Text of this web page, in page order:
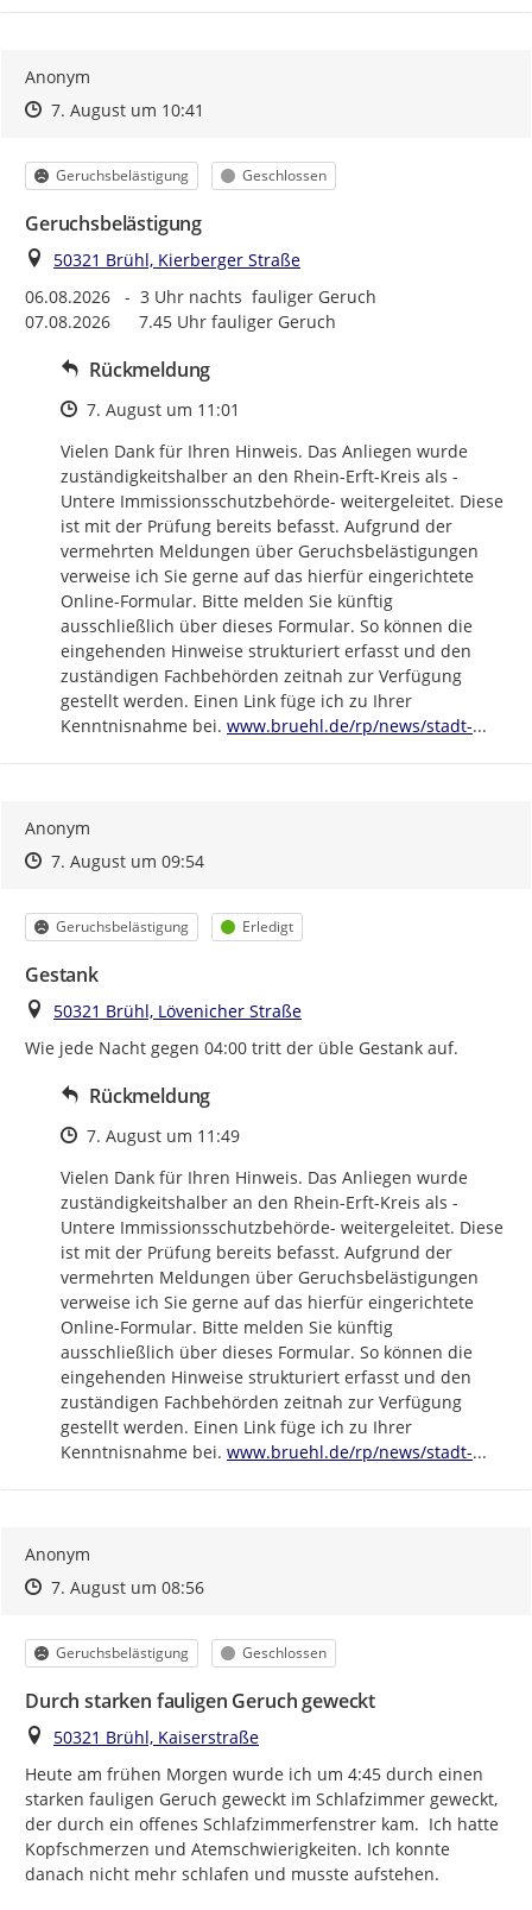
Anonym
Zeitpunkt des Erstellens
Zeitpunkt des Erstellens
7. August um 10:41
Kategorie
Geruchsbelästigung Status
Geschlossen
Geruchsbelästigung
Ort
50321 Brühl, Kierberger Straße
06.08.2026   -  3 Uhr nachts  fauliger Geruch
07.08.2026      7.45 Uhr fauliger Geruch
Rückmeldung
Zeitpunkt des Erstellens
7. August um 11:01
Vielen Dank für Ihren Hinweis. Das Anliegen wurde
zuständigkeitshalber an den Rhein-Erft-Kreis als -
Untere Immissionsschutzbehörde- weitergeleitet. Diese
ist mit der Prüfung bereits befasst. Aufgrund der
vermehrten Meldungen über Geruchsbelästigungen
verweise ich Sie gerne auf das hierfür eingerichtete
Online-Formular. Bitte melden Sie künftig
ausschließlich über dieses Formular. So können die
eingehenden Hinweise strukturiert erfasst und den
zuständigen Fachbehörden zeitnah zur Verfügung
gestellt werden. Einen Link füge ich zu Ihrer
Kenntnisnahme bei. https://
www.bruehl.de/rp/news/stadt-...
Anonym
Zeitpunkt des Erstellens
Zeitpunkt des Erstellens
7. August um 09:54Zur Äußerung
Kategorie
Geruchsbelästigung Status
Erledigt
Gestank
Ort
50321 Brühl, Lövenicher Straße
Wie jede Nacht gegen 04:00 tritt der üble Gestank auf.
Rückmeldung
Zeitpunkt des Erstellens
7. August um 11:49
Vielen Dank für Ihren Hinweis. Das Anliegen wurde
zuständigkeitshalber an den Rhein-Erft-Kreis als -
Untere Immissionsschutzbehörde- weitergeleitet. Diese
ist mit der Prüfung bereits befasst. Aufgrund der
vermehrten Meldungen über Geruchsbelästigungen
verweise ich Sie gerne auf das hierfür eingerichtete
Online-Formular. Bitte melden Sie künftig
ausschließlich über dieses Formular. So können die
eingehenden Hinweise strukturiert erfasst und den
zuständigen Fachbehörden zeitnah zur Verfügung
gestellt werden. Einen Link füge ich zu Ihrer
Kenntnisnahme bei. https://
www.bruehl.de/rp/news/stadt-...
Anonym
Zeitpunkt des Erstellens
Zeitpunkt des Erstellens
7. August um 08:56Zur Äußerung
Kategorie
Geruchsbelästigung Status
Geschlossen
Durch starken fauligen Geruch geweckt
Ort
50321 Brühl, Kaiserstraße
Heute am frühen Morgen wurde ich um 4:45 durch einen
starken fauligen Geruch geweckt im Schlafzimmer geweckt,
der durch ein offenes Schlafzimmerfenstrer kam.  Ich hatte
Kopfschmerzen und Atemschwierigkeiten. Ich konnte
danach nicht mehr schlafen und musste aufstehen.